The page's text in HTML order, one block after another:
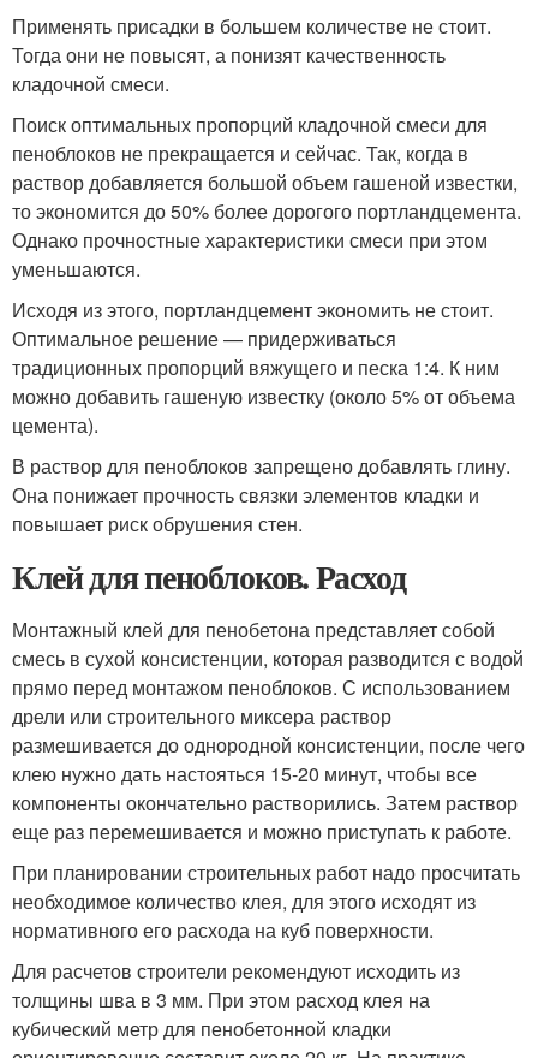
Применять присадки в большем количестве не стоит.
Тогда они не повысят, а понизят качественность
кладочной смеси.
Поиск оптимальных пропорций кладочной смеси для
пеноблоков не прекращается и сейчас. Так, когда в
раствор добавляется большой объем гашеной известки,
то экономится до 50% более дорогого портландцемента.
Однако прочностные характеристики смеси при этом
уменьшаются.
Исходя из этого, портландцемент экономить не стоит.
Оптимальное решение — придерживаться
традиционных пропорций вяжущего и песка 1:4. К ним
можно добавить гашеную известку (около 5% от объема
цемента).
В раствор для пеноблоков запрещено добавлять глину.
Она понижает прочность связки элементов кладки и
повышает риск обрушения стен.
Клей для пеноблоков. Расход
Монтажный клей для пенобетона представляет собой
смесь в сухой консистенции, которая разводится с водой
прямо перед монтажом пеноблоков. С использованием
дрели или строительного миксера раствор
размешивается до однородной консистенции, после чего
клею нужно дать настояться 15-20 минут, чтобы все
компоненты окончательно растворились. Затем раствор
еще раз перемешивается и можно приступать к работе.
При планировании строительных работ надо просчитать
необходимое количество клея, для этого исходят из
нормативного его расхода на куб поверхности.
Для расчетов строители рекомендуют исходить из
толщины шва в 3 мм. При этом расход клея на
кубический метр для пенобетонной кладки